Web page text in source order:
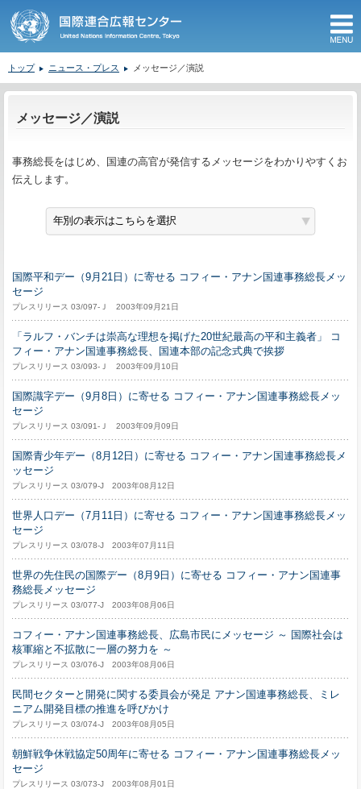
トップ ニュース・プレス メッセージ／演説
メッセージ／演説
事務総長をはじめ、国連の高官が発信するメッセージをわかりやすくお
伝えします。
国際平和デー（9月21日）に寄せる コフィー・アナン国連事務総長メッ
セージ
プレスリリース 03/097-Ｊ 2003年09月21日
「ラルフ・バンチは崇高な理想を掲げた20世紀最高の平和主義者」 コ
フィー・アナン国連事務総長、国連本部の記念式典で挨拶
プレスリリース 03/093-Ｊ 2003年09月10日
国際識字デー（9月8日）に寄せる コフィー・アナン国連事務総長メッ
セージ
プレスリリース 03/091-Ｊ 2003年09月09日
国際青少年デー（8月12日）に寄せる コフィー・アナン国連事務総長メ
ッセージ
プレスリリース 03/079-J 2003年08月12日
世界人口デー（7月11日）に寄せる コフィー・アナン国連事務総長メッ
セージ
プレスリリース 03/078-J 2003年07月11日
世界の先住民の国際デー（8月9日）に寄せる コフィー・アナン国連事
務総長メッセージ
プレスリリース 03/077-J 2003年08月06日
コフィー・アナン国連事務総長、広島市民にメッセージ ～ 国際社会は
核軍縮と不拡散に一層の努力を ～
プレスリリース 03/076-J 2003年08月06日
民間セクターと開発に関する委員会が発足 アナン国連事務総長、ミレ
ニアム開発目標の推進を呼びかけ
プレスリリース 03/074-J 2003年08月05日
朝鮮戦争休戦協定50周年に寄せる コフィー・アナン国連事務総長メッ
セージ
プレスリリース 03/073-J 2003年08月01日